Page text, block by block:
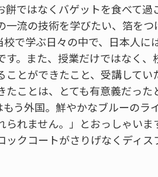
ではなくバゲットを食べて過
流の技術を学びたい、箔を
で学ぶ日々の中で、日本人に
。また、授業だけではなく、
とができたこと、受講して
ことは、とても有意義だった
う外国。鮮やかなブルーのラ
れません。」とおっしゃいま
クコートがさりげなくディス